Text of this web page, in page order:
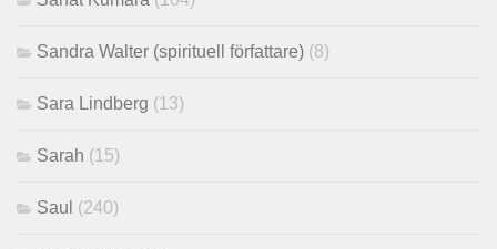
Sandra Walter (spirituell författare) (8)
Sara Lindberg (13)
Sarah (15)
Saul (240)